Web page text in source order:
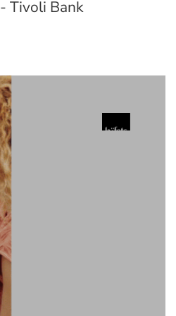
- Tivoli Bank